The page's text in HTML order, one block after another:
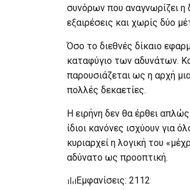
συνόρων που αναγνωρίζει
εξαιρέσεις και χωρίς δύο
Όσο το διεθνές δίκαιο
καταφύγιο των αδυνάτων.
παρουσιάζεται ως η αρχή
πολλές δεκαετίες.
Η ειρήνη δεν θα έρθει
ίδιοι κανόνες ισχύουν για
κυριαρχεί η λογική του
αδύνατο ως προοπτική.
Εμφανίσεις: 2112